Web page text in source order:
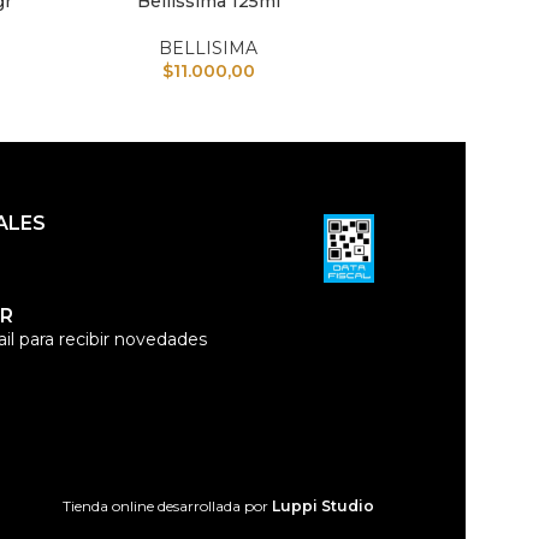
BELLISIMA
$11.000,00
para recibir novedades
Tienda online desarrollada por Luppi Studio